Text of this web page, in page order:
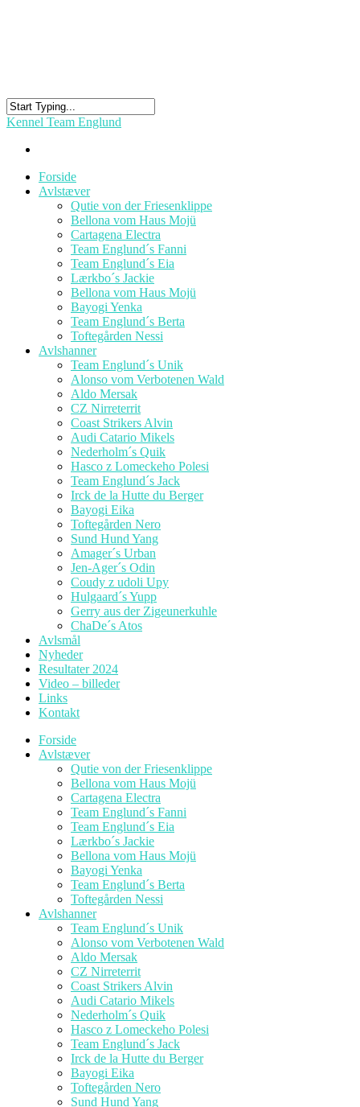
Kennel Team Englund
Forside
Avlstæver
Qutie von der Friesenklippe
Bellona vom Haus Mojü
Cartagena Electra
Team Englund´s Fanni
Team Englund´s Eia
Lærkbo´s Jackie
Bellona vom Haus Mojü
Bayogi Yenka
Team Englund´s Berta
Toftegården Nessi
Avlshanner
Team Englund´s Unik
Alonso vom Verbotenen Wald
Aldo Mersak
CZ Nirreterrit
Coast Strikers Alvin
Audi Catario Mikels
Nederholm´s Quik
Hasco z Lomeckeho Polesi
Team Englund´s Jack
Irck de la Hutte du Berger
Bayogi Eika
Toftegården Nero
Sund Hund Yang
Amager´s Urban
Jen-Ager´s Odin
Coudy z udoli Upy
Hulgaard´s Yupp
Gerry aus der Zigeunerkuhle
ChaDe´s Atos
Avlsmål
Nyheder
Resultater 2024
Video – billeder
Links
Kontakt
Forside
Avlstæver
Qutie von der Friesenklippe
Bellona vom Haus Mojü
Cartagena Electra
Team Englund´s Fanni
Team Englund´s Eia
Lærkbo´s Jackie
Bellona vom Haus Mojü
Bayogi Yenka
Team Englund´s Berta
Toftegården Nessi
Avlshanner
Team Englund´s Unik
Alonso vom Verbotenen Wald
Aldo Mersak
CZ Nirreterrit
Coast Strikers Alvin
Audi Catario Mikels
Nederholm´s Quik
Hasco z Lomeckeho Polesi
Team Englund´s Jack
Irck de la Hutte du Berger
Bayogi Eika
Toftegården Nero
Sund Hund Yang